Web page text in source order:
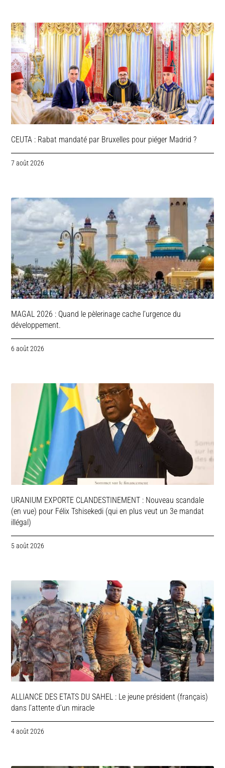
CEUTA : Rabat mandaté par Bruxelles pour piéger Madrid ?
7 août 2026
MAGAL 2026 : Quand le pèlerinage cache l’urgence du
développement.
6 août 2026
URANIUM EXPORTE CLANDESTINEMENT : Nouveau scandale
(en vue) pour Félix Tshisekedi (qui en plus veut un 3e mandat
illégal)
5 août 2026
ALLIANCE DES ETATS DU SAHEL : Le jeune président (français)
dans l’attente d’un miracle
4 août 2026